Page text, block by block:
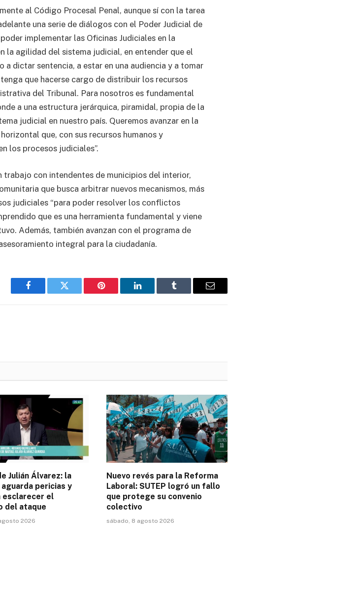
al Código Procesal Penal, aunque sí con la tarea
una serie de diálogos con el Poder Judicial de
implementar las Oficinas Judiciales en la
la agilidad del sistema judicial, en entender que el
a dictar sentencia, a estar en una audiencia y a tomar
que hacerse cargo de distribuir los recursos
del Tribunal. Para nosotros es fundamental
a una estructura jerárquica, piramidal, propia de la
judicial en nuestro país. Queremos avanzar en la
que, con sus recursos humanos y
los procesos judiciales”.
trabajo con intendentes de municipios del interior,
que busca arbitrar nuevos mecanismos, más
judiciales “para poder resolver los conflictos
que es una herramienta fundamental y viene
Además, también avanzan con el programa de
integral para la ciudadanía.
Facebook Twitter Pinterest LinkedIn Tumblr Email
Julián Álvarez: la
pericias y
esclarecer el
del ataque
2026
Nuevo revés para la Reforma
Laboral: SUTEP logró un fallo
que protege su convenio
colectivo
sábado, 8 agosto 2026